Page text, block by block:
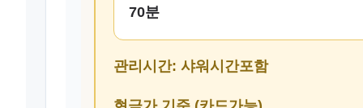
70분
관리시간: 샤워시간포함